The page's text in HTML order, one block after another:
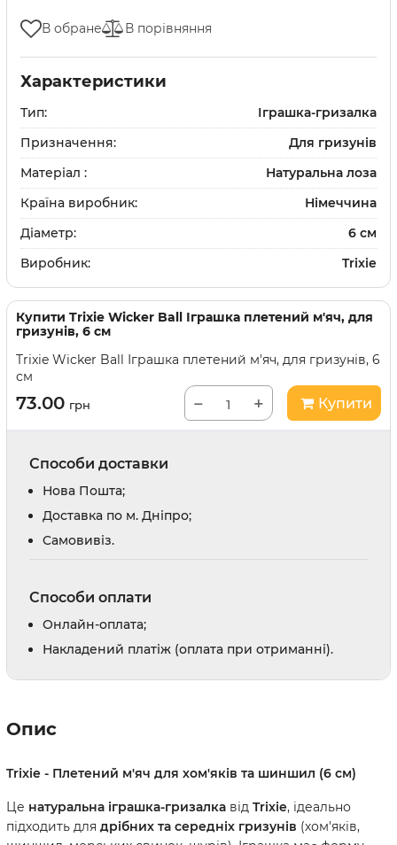
В обране В порівняння
Характеристики
Тип:
Іграшка-гризалка
Призначення:
Для гризунів
Матеріал :
Натуральна лоза
Країна виробник:
Німеччина
Діаметр:
6 см
Виробник:
Trixie
Купити Trixie Wicker Ball Іграшка плетений м'яч, для
гризунів, 6 см
Trixie Wicker Ball Іграшка плетений м'яч, для гризунів, 6
см
73.00 грн − + Купити
Способи доставки
Нова Пошта;
Доставка по м. Дніпро;
Cамовивіз.
Способи оплати
Онлайн-оплата;
Накладений платіж (оплата при отриманні).
Опис
Trixie - Плетений м'яч для хом'яків та шиншил (6 см)
Це натуральна іграшка-гризалка від Trixie, ідеально
підходить для дрібних та середніх гризунів (хом'яків,